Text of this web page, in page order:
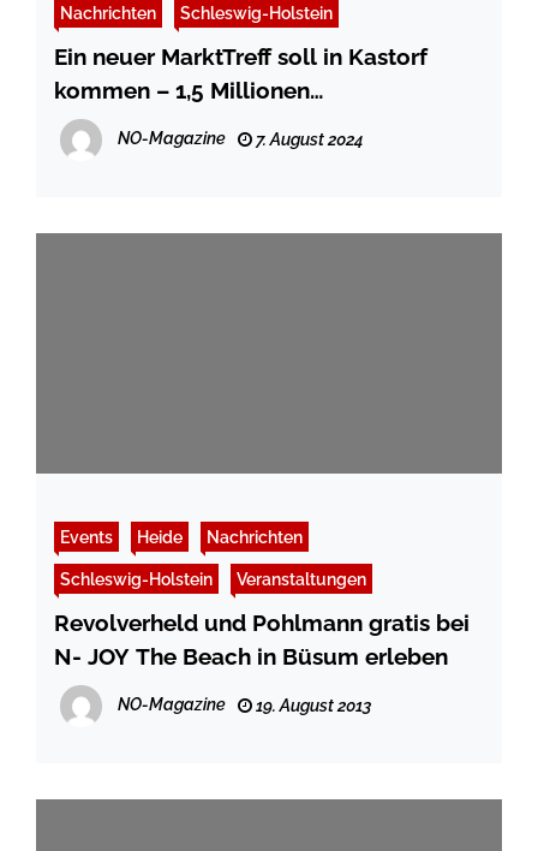
Nachrichten Schleswig-Holstein
Ein neuer MarktTreff soll in Kastorf
kommen – 1,5 Millionen
Förderbescheid
NO-Magazine 7. August 2024
Events Heide Nachrichten
Schleswig-Holstein Veranstaltungen
Revolverheld und Pohlmann gratis bei
N- JOY The Beach in Büsum erleben
NO-Magazine 19. August 2013